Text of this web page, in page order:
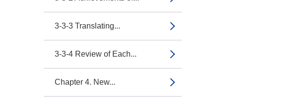
3-3-3 Translating...
3-3-4 Review of Each...
Chapter 4. New...